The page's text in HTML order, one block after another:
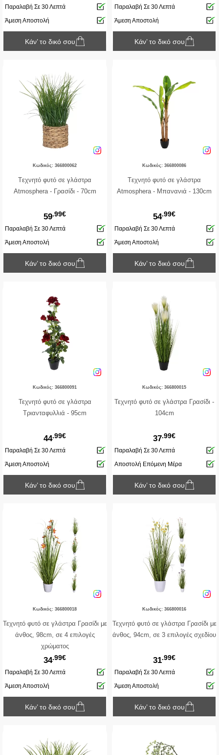
Παραλαβή Σε 30 Λεπτά
Άμεση Αποστολή
Κάν’ το δικό σου
Παραλαβή Σε 30 Λεπτά
Άμεση Αποστολή
Κάν’ το δικό σου
Κωδικός: 366800062
Tεχνητό φυτό σε γλάστρα
Atmosphera - Γρασίδι - 70cm
59.99€
Παραλαβή Σε 30 Λεπτά
Άμεση Αποστολή
Κάν’ το δικό σου
Κωδικός: 366800086
Tεχνητό φυτό σε γλάστρα
Atmosphera - Μπανανιά - 130cm
54.99€
Παραλαβή Σε 30 Λεπτά
Άμεση Αποστολή
Κάν’ το δικό σου
Κωδικός: 366800091
Τεχνητό φυτό σε γλάστρα
Τριανταφυλλιά - 95cm
44.99€
Παραλαβή Σε 30 Λεπτά
Άμεση Αποστολή
Κάν’ το δικό σου
Κωδικός: 366800015
Τεχνητό φυτό σε γλάστρα Γρασίδι -
104cm
37.99€
Παραλαβή Σε 30 Λεπτά
Αποστολή Επόμενη Μέρα
Κάν’ το δικό σου
Κωδικός: 366800018
Τεχνητό φυτό σε γλάστρα Γρασίδι με
άνθος, 98cm, σε 4 επιλογές
χρώματος
34.99€
Παραλαβή Σε 30 Λεπτά
Άμεση Αποστολή
Κάν’ το δικό σου
Κωδικός: 366800016
Τεχνητό φυτό σε γλάστρα Γρασίδι με
άνθος, 94cm, σε 3 επιλογές σχεδίου
31.99€
Παραλαβή Σε 30 Λεπτά
Άμεση Αποστολή
Κάν’ το δικό σου